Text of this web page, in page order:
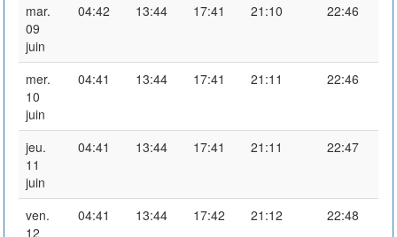
mar.
09
juin
04:42 13:44 17:41 21:10 22:46
mer.
10
juin
04:41 13:44 17:41 21:11 22:46
jeu.
11
juin
04:41 13:44 17:41 21:11 22:47
ven.
12
04:41 13:44 17:42 21:12 22:48